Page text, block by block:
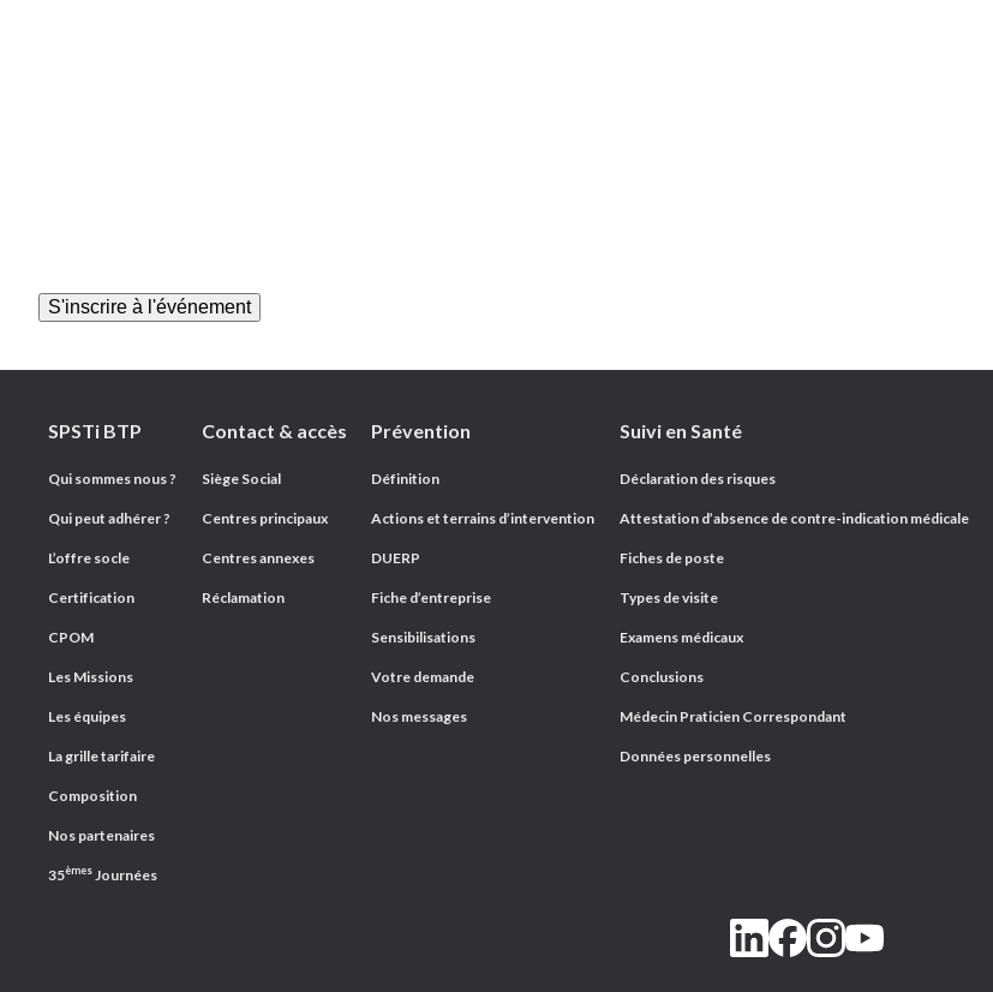
Plan du site
SPSTi BTP
Qui sommes nous ?
Qui peut adhérer ?
L’offre socle
Certification
CPOM
Les Missions
Les équipes
La grille tarifaire
Composition
Nos partenaires
35èmes Journées
Contact & accès
Siège Social
Centres principaux
Centres annexes
Réclamation
Prévention
Définition
Actions et terrains d’intervention
DUERP
Fiche d’entreprise
Sensibilisations
Votre demande
Nos messages
Suivi en Santé
Déclaration des risques
Attestation d’absence de contre-indication médicale
Fiches de poste
Types de visite
Examens médicaux
Conclusions
Médecin Praticien Correspondant
Données personnelles